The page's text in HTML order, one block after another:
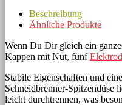
Beschreibung
Ähnliche Produkte
Wenn Du Dir gleich ein
Kappen mit Nut, fünf
Stabile Eigenschaften und
Schneidbrenner-Spitzendüse
leicht durchtrennen, was